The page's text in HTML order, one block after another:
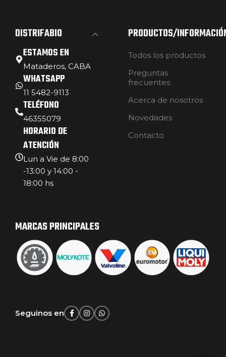
DISTRIFABIO
ESTAMOS EN
Mataderos, CABA
WHATSAPP
11 5482-9113
TELÉFONO
46355079
HORARIO DE
ATENCIÓN
Lun a Vie de 8:00
-13:00 y 14:00 -
18:00 hs
PRODUCTOS/
Todos los productos
Preguntas
frecuentes
Acerca de nosotros
Novedades
Contacto
MARCAS PRINCIPALES
Seguinos en